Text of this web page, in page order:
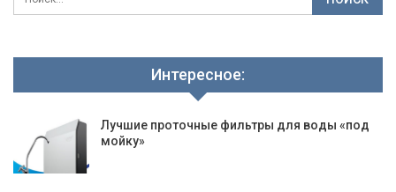
Интересное:
Лучшие проточные фильтры для воды «под
мойку»